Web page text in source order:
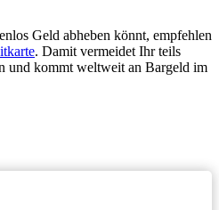
Geld abheben könnt, empfehlen
. Damit vermeidet Ihr teils
und kommt weltweit an Bargeld im